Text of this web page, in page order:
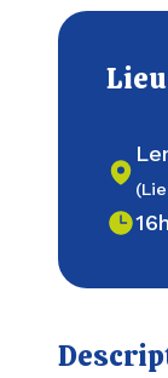
16h